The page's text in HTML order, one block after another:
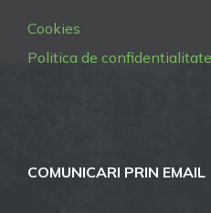
Cookies
Politica de confidentialitate
COMUNICARI PRIN EMAIL